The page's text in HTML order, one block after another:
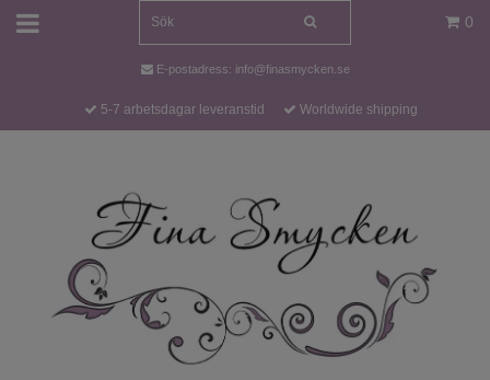
0
E-postadress: info@finasmycken.se
5-7 arbetsdagar leveranstid Worldwide shipping